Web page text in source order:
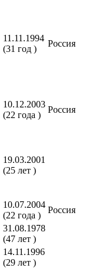
11.11.1994
(31 год )
Россия
10.12.2003
(22 года )
Россия
19.03.2001
(25 лет )
10.07.2004
(22 года )
Россия
31.08.1978
(47 лет )
14.11.1996
(29 лет )